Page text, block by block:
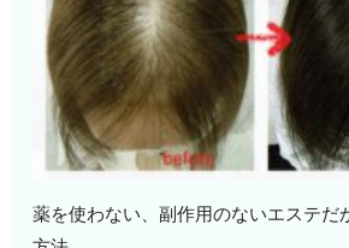
薬を使わない、副作用のないエステだ